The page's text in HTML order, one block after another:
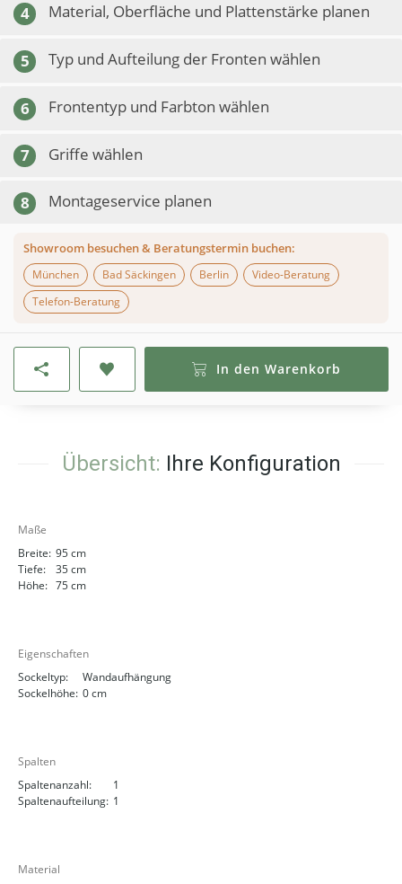
4 Material, Oberfläche und Plattenstärke planen
5 Typ und Aufteilung der Fronten wählen
6 Frontentyp und Farbton wählen
7 Griffe wählen
8 Montageservice planen
Showroom besuchen & Beratungstermin buchen:
München
Bad Säckingen Berlin
Video-Beratung
Telefon-Beratung
In den Warenkorb
Übersicht: Ihre Konfiguration
Maße
Breite: 95 cm
Tiefe:
35 cm
Höhe: 75 cm
Eigenschaften
Sockeltyp:
Wandaufhängung
Sockelhöhe: 0 cm
Spalten
Spaltenanzahl:
1
Spaltenaufteilung: 1
Material